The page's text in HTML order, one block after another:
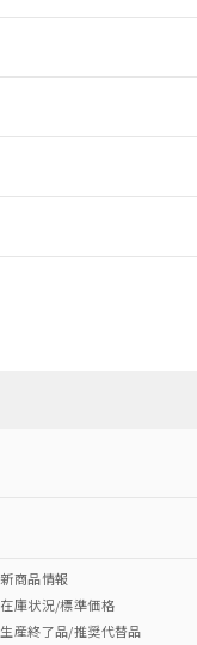
Cr(VI)
新商品情報
在庫状況/標準価格
生産終了品/推奨代替品